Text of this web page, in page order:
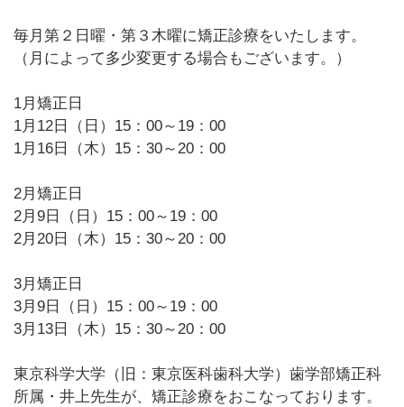
毎月第２日曜・第３木曜に矯正診療をいたします。
（月によって多少変更する場合もございます。）
1月矯正日
1月12日（日）15：00～19：00
1月16日（木）15：30～20：00
2月矯正日
2月9日（日）15：00～19：00
2月20日（木）15：30～20：00
3月矯正日
3月9日（日）15：00～19：00
3月13日（木）15：30～20：00
東京科学大学（旧：東京医科歯科大学）歯学部矯正科
所属・井上先生が、矯正診療をおこなっております。